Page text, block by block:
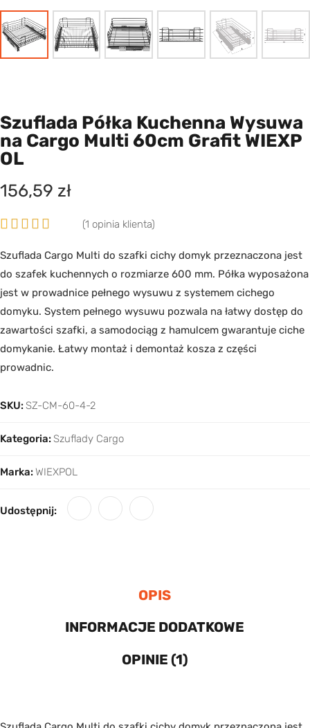
Szuflada Półka Kuchenna Wysuwa
Na Cargo Multi 60cm Grafit WIEXP
OL
156,59 zł
5.00na 5 na
podstawie
oceny
klienta
(1 opinia klienta)
Szuflada Cargo Multi do szafki cichy domyk przeznaczona jest
do szafek kuchennych o rozmiarze 600 mm. Półka wyposażona
jest w prowadnice pełnego wysuwu z systemem cichego
domyku. System pełnego wysuwu pozwala na łatwy dostęp do
zawartości szafki, a samodociąg z hamulcem gwarantuje ciche
domykanie. Łatwy montaż i demontaż kosza z części
prowadnic.
SKU:SZ-CM-60-4-2
Kategoria:Szuflady Cargo
Marka: WIEXPOL
Udostępnij:
OPIS
INFORMACJE DODATKOWE
OPINIE (1)